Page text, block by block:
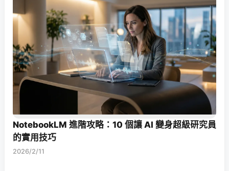
NotebookLM 進階攻略：10 個讓 AI 變身超級研究員
的實用技巧
2026/2/11